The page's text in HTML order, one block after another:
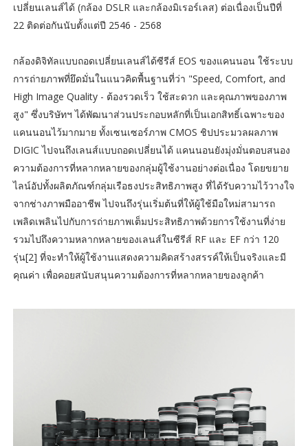
เปลี่ยนเลนส์ได้ (กล้อง DSLR และกล้องมิเรอร์เลส) ต่อเนื่องเป็นปีที่
22 ติดต่อกันนับตั้งแต่ปี 2546 - 2568
กล้องดิจิทัลแบบถอดเปลี่ยนเลนส์ได้ซีรีส์ EOS ของแคนนอน ใช้ระบบ
การถ่ายภาพที่ยึดมั่นในแนวคิดพื้นฐานที่ว่า "Speed, Comfort, and
High Image Quality - ต้องรวดเร็ว ใช้สะดวก และคุณภาพของภาพ
สูง" ซึ่งบริษัทฯ ได้พัฒนาส่วนประกอบหลักที่เป็นเอกสิทธิ์เฉพาะของ
แคนนอนไว้มากมาย ทั้งเซนเซอร์ภาพ CMOS ชิปประมวลผลภาพ
DIGIC ไปจนถึงเลนส์แบบถอดเปลี่ยนได้ แคนนอนยังมุ่งมั่นตอบสนอง
ความต้องการที่หลากหลายของกลุ่มผู้ใช้งานอย่างต่อเนื่อง โดยขยาย
ไลน์อัปทั้งผลิตภัณฑ์กลุ่มเรือธงประสิทธิภาพสูง ที่ได้รับความไว้วางใจ
จากช่างภาพมืออาชีพ ไปจนถึงรุ่นเริ่มต้นที่ให้ผู้ใช้มือใหม่สามารถ
เพลิดเพลินไปกับการถ่ายภาพเต็มประสิทธิภาพด้วยการใช้งานที่ง่าย
รวมไปถึงความหลากหลายของเลนส์ในซีรีส์ RF และ EF กว่า 120
รุ่น[2] ที่จะทำให้ผู้ใช้งานแสดงความคิดสร้างสรรค์ให้เป็นจริงและมี
คุณค่า เพื่อคอยสนับสนุนความต้องการที่หลากหลายของลูกค้า